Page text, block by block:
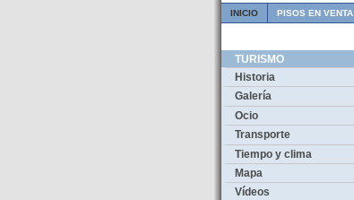
INICIO PISOS EN VENTA
TURISMO
Historia
Galería
Ocio
Transporte
Tiempo y clima
Mapa
Vídeos